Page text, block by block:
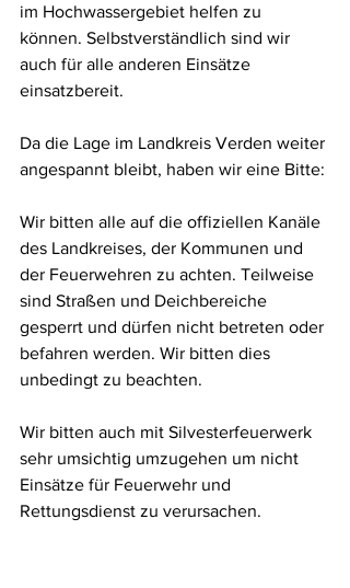
im Hochwassergebiet helfen zu
können. Selbstverständlich sind wir
auch für alle anderen Einsätze
einsatzbereit.
Da die Lage im Landkreis Verden weiter
angespannt bleibt, haben wir eine Bitte:
Wir bitten alle auf die offiziellen Kanäle
des Landkreises, der Kommunen und
der Feuerwehren zu achten. Teilweise
sind Straßen und Deichbereiche
gesperrt und dürfen nicht betreten oder
befahren werden. Wir bitten dies
unbedingt zu beachten.
Wir bitten auch mit Silvesterfeuerwerk
sehr umsichtig umzugehen um nicht
Einsätze für Feuerwehr und
Rettungsdienst zu verursachen.